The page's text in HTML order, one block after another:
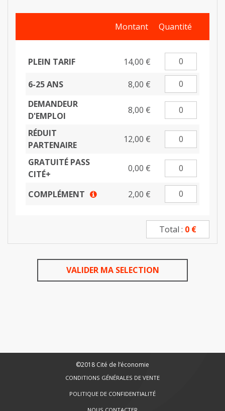
Montant Quantité
PLEIN TARIF 14,00 €
6-25 ANS
8,00 €
DEMANDEUR
D'EMPLOI
8,00 €
RÉDUIT
PARTENAIRE
12,00 €
GRATUITÉ PASS
CITÉ+
0,00 €
COMPLÉMENT
2,00 €
Total : 0 €
VALIDER MA SELECTION
©2018 Cité de l’économie
CONDITIONS GÉNÉRALES DE VENTE
POLITIQUE DE CONFIDENTIALITÉ